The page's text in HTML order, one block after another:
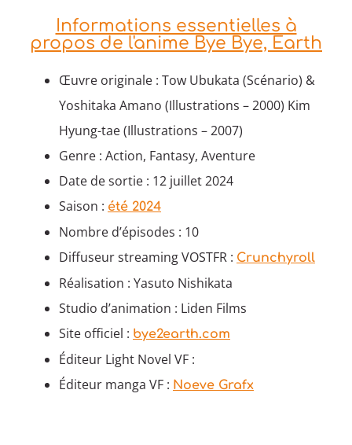
Informations essentielles à
propos de l'anime Bye Bye, Earth
Œuvre originale : Tow Ubukata (Scénario) &
Yoshitaka Amano (Illustrations – 2000) Kim
Hyung-tae (Illustrations – 2007)
Genre : Action, Fantasy, Aventure
Date de sortie : 12 juillet 2024
Saison : été 2024
Nombre d’épisodes : 10
Diffuseur streaming VOSTFR : Crunchyroll
Réalisation : Yasuto Nishikata
Studio d’animation : Liden Films
Site officiel : bye2earth.com
Éditeur Light Novel VF :
Éditeur manga VF : Noeve Grafx